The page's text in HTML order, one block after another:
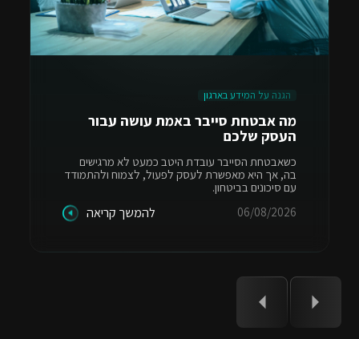
הגנה על המידע בארגון
מה אבטחת סייבר באמת עושה עבור
העסק שלכם
כשאבטחת הסייבר עובדת היטב כמעט לא מרגישים
בה, אך היא מאפשרת לעסק לפעול, לצמוח ולהתמודד
עם סיכונים בביטחון.
06/08/2026
להמשך קריאה